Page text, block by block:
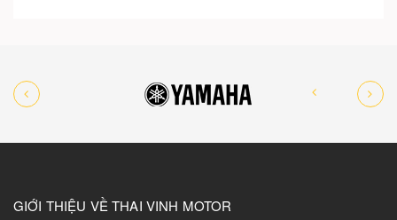
GIỚI THIỆU VỀ THAI VINH MOTOR